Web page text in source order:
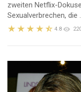
zweiten Netflix-
Sexualverbrechen, die
4.8